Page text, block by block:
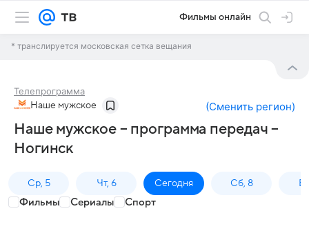
Фильмы онлайн
* транслируется московская сетка вещания
Телепрограмма
Наше мужское (Сменить регион)
Наше мужское – программа передач –
Ногинск
Ср, 5 Чт, 6 Сегодня Сб, 8
Фильмы Сериалы Спорт